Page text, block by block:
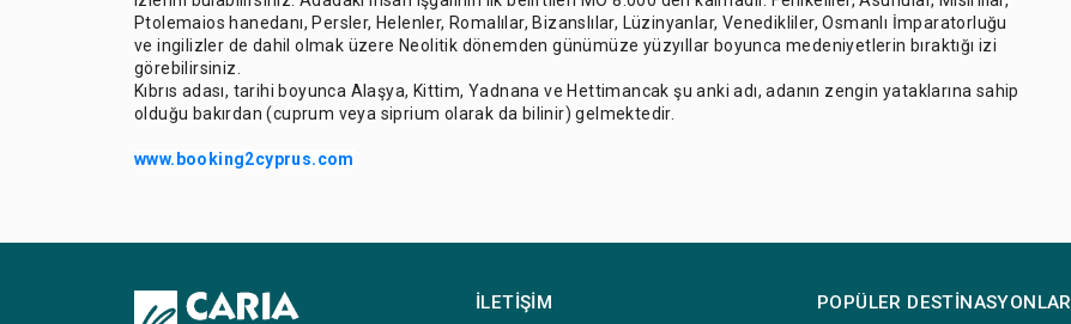
Ptolemaios hanedanı, Persler, Helenler, Romalılar, Bizanslılar, Lüzinyanlar, Venedikliler, Osmanlı İmparatorluğu
ve ingilizler de dahil olmak üzere Neolitik dönemden günümüze yüzyıllar boyunca medeniyetlerin bıraktığı izi
görebilirsiniz.
Kıbrıs adası, tarihi boyunca Alaşya, Kittim, Yadnana ve Hettimancak şu anki adı, adanın zengin yataklarına sahip
olduğu bakırdan (cuprum veya siprium olarak da bilinir) gelmektedir.
www.booking2cyprus.com
İLETIŞIM POPÜLER DESTINASYONLAR